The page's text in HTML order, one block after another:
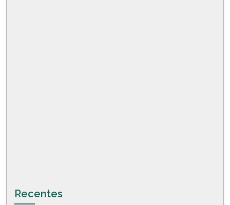
Recentes